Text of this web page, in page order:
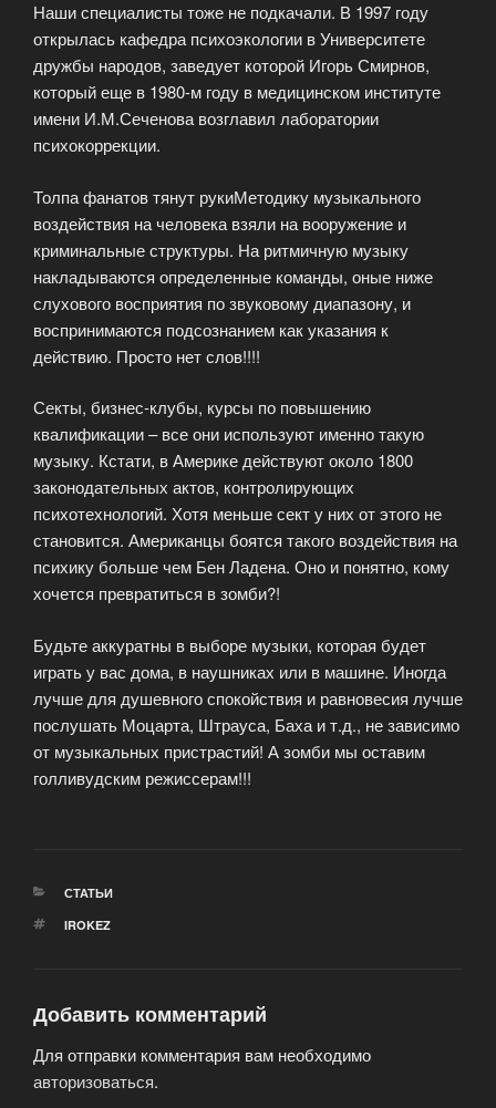
Наши специалисты тоже не подкачали. В 1997 году
открылась кафедра психоэкологии в Университете
дружбы народов, заведует которой Игорь Смирнов,
который еще в 1980-м году в медицинском институте
имени И.М.Сеченова возглавил лаборатории
психокоррекции.
Толпа фанатов тянут рукиМетодику музыкального
воздействия на человека взяли на вооружение и
криминальные структуры. На ритмичную музыку
накладываются определенные команды, оные ниже
слухового восприятия по звуковому диапазону, и
воспринимаются подсознанием как указания к
действию. Просто нет слов!!!!
Секты, бизнес-клубы, курсы по повышению
квалификации – все они используют именно такую
музыку. Кстати, в Америке действуют около 1800
законодательных актов, контролирующих
психотехнологий. Хотя меньше сект у них от этого не
становится. Американцы боятся такого воздействия на
психику больше чем Бен Ладена. Оно и понятно, кому
хочется превратиться в зомби?!
Будьте аккуратны в выборе музыки, которая будет
играть у вас дома, в наушниках или в машине. Иногда
лучше для душевного спокойствия и равновесия лучше
послушать Моцарта, Штрауса, Баха и т.д., не зависимо
от музыкальных пристрастий! А зомби мы оставим
голливудским режиссерам!!!
РУБРИКИ
СТАТЬИ
МЕТКИ
IROKEZ
Добавить комментарий
Для отправки комментария вам необходимо
авторизоваться.